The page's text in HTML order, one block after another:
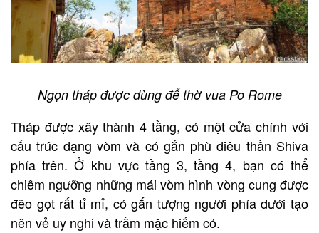
Ngọn tháp được dùng để thờ vua Po Rome
Tháp được xây thành 4 tầng, có một cửa chính với
cấu trúc dạng vòm và có gắn phù điêu thần Shiva
phía trên. Ở khu vực tầng 3, tầng 4, bạn có thể
chiêm ngưỡng những mái vòm hình vòng cung được
đẽo gọt rất tỉ mỉ, có gắn tượng người phía dưới tạo
nên vẻ uy nghi và trầm mặc hiếm có.